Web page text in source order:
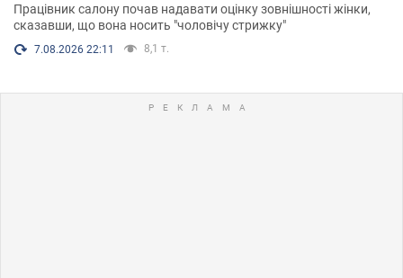
Працівник салону почав надавати оцінку зовнішності жінки,
сказавши, що вона носить "чоловічу стрижку"
7.08.2026 22:11 8,1 т.